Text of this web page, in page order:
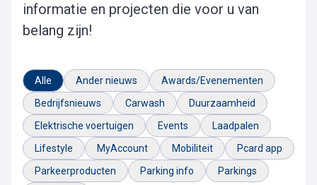
informatie en projecten die voor u van
belang zijn!
Alle Ander nieuws
Awards/Evenementen
Bedrijfsnieuws
Carwash
Duurzaamheid
Elektrische voertuigen
Events
Laadpalen
Lifestyle
MyAccount Mobiliteit
Pcard app
Parkeerproducten
Parking info
Parkings